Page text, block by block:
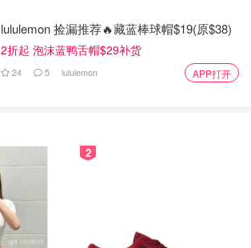
良，胃部不适，腹泻等症状，有效
lululemon 捡漏推荐🔥藏蓝棒球帽$19(原$38)
2折起 泡沫蓝鸭舌帽$29补货
24 5 lululemon APP打开
2